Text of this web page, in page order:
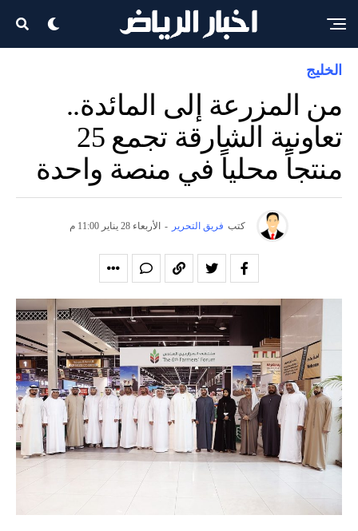
الخليج
من المزرعة إلى المائدة..
تعاونية الشارقة تجمع 25
منتجاً محلياً في منصة واحدة
كتب فريق التحرير - الأربعاء 28 يناير 11:00 م